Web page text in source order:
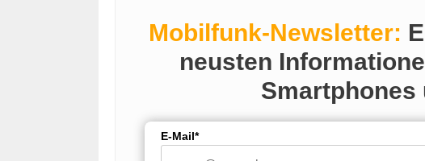
Mobilfunk-Newsletter:
neusten
Smartphones
E-Mail*